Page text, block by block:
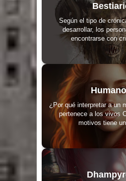
Según el tipo de
desarrollar, los
encontrarse con
¿Por qué interpretar a un
pertenece a los vivos
motivos tiene un